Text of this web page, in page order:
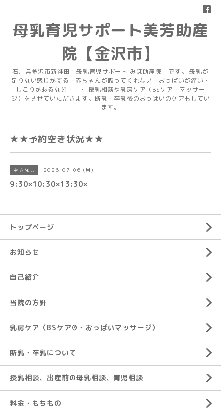
母乳育児サポート美芳助産
院【金沢市】
石川県金沢市新神田「母乳育児サポート みほ助産院」です。 母乳が
足りない感じがする・赤ちゃんが吸ってくれない・おっぱいが痛い・
しこりがあるなど・・・ 授乳相談や乳房ケア（BSケア・マッサー
ジ）をさせていただきます。断乳・卒乳後のおっぱいのケアもしてい
ます。
★★予約空き状況★★
空きなし 2026-07-06 (月)
9:30×10:30×13:30×
トップページ
お知らせ
自己紹介
当院の方針
乳房ケア（BSケア®︎・おっぱいマッサージ）
断乳・卒乳について
授乳相談、出産前の母乳相談、育児相談
料金・もちもの